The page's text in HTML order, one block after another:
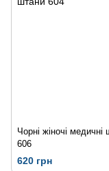
Чорні жіночі медичні
606
620 грн